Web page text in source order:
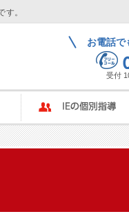
。
お電話で
受付
IEの個別指導